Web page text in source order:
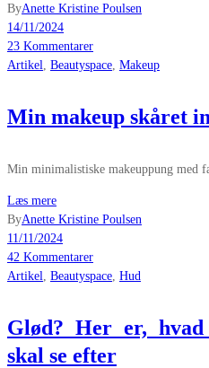
ByAnette Kristine Poulsen
14/11/2024
23 Kommentarer
Artikel
Beautyspace Makeup
Min makeup skåret
Min minimalistiske makeuppung med
Læs mere
ByAnette Kristine Poulsen
11/11/2024
42 Kommentarer
Artikel
Beautyspace Hud
Glød? Her er,
skal se efter